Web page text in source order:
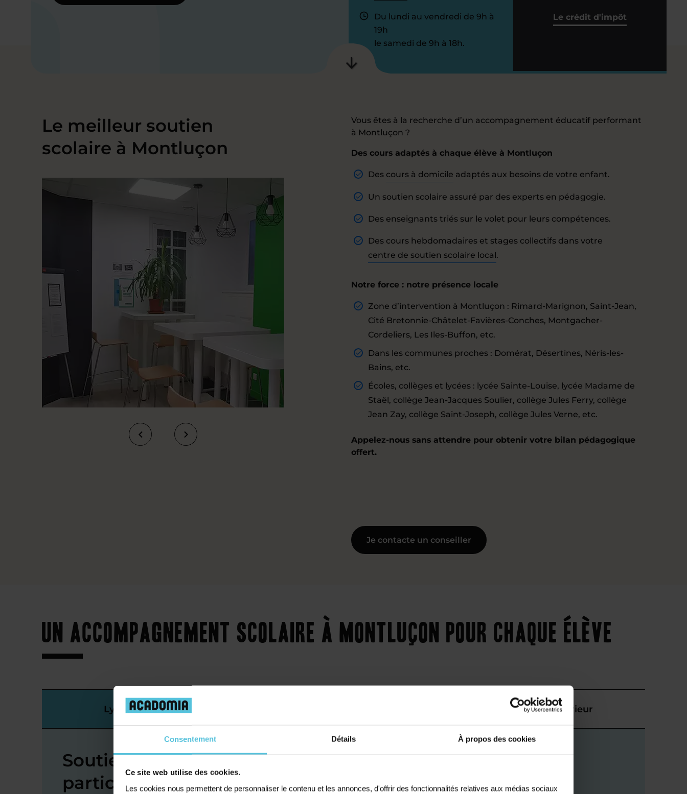
Consentement Détails À propos des cookies
Ce site web utilise des cookies.
Les cookies nous permettent de personnaliser le contenu et les annonces, d'offrir des fonctionnalités relatives aux médias sociaux
Du lundi au vendredi de 9h à
19h
le samedi de 9h à 18h.
Le crédit d'impôt
Le meilleur soutien
scolaire à Montluçon
Vous êtes à la recherche d’un accompagnement éducatif performant
à Montluçon ?
Des cours adaptés à chaque élève à Montluçon
Des cours à domicile adaptés aux besoins de votre enfant.
Un soutien scolaire assuré par des experts en pédagogie.
Des enseignants triés sur le volet pour leurs compétences.
Des cours hebdomadaires et stages collectifs dans votre
centre de soutien scolaire local.
Notre force : notre présence locale
Zone d’intervention à Montluçon : Rimard-Marignon, Saint-Jean,
Cité Bretonnie-Châtelet-Favières-Conches, Montgacher-
Cordeliers, Les Iles-Buffon, etc.
Dans les communes proches : Domérat, Désertines, Néris-les-
Bains, etc.
Écoles, collèges et lycées : lycée Sainte-Louise, lycée Madame de
Staël, collège Jean-Jacques Soulier, collège Jules Ferry, collège
Jean Zay, collège Saint-Joseph, collège Jules Verne, etc.
Appelez-nous sans attendre pour obtenir votre bilan pédagogique
offert.
Je contacte un conseiller
Un accompagnement scolaire à Montluçon pour chaque élève
Lycée Supérieur
Soutien scolaire et cours
particuliers à Montluçon pour